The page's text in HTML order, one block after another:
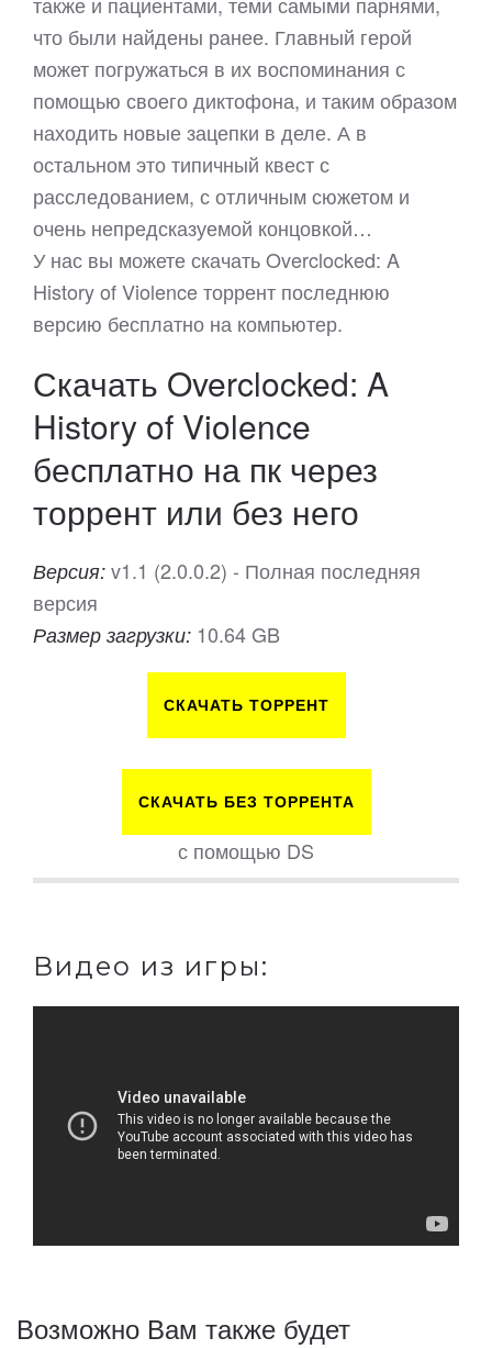
что были найдены ранее. Главный герой
может погружаться в их воспоминания с
помощью своего диктофона, и таким образом
находить новые зацепки в деле. А в
остальном это типичный квест с
расследованием, с отличным сюжетом и
очень непредсказуемой концовкой…
У нас вы можете скачать Overclocked: A
History of Violence торрент последнюю
версию бесплатно на компьютер.
Скачать Overclocked: A
History of Violence
бесплатно на пк через
торрент или без него
Версия: v1.1 (2.0.0.2) - Полная последняя
версия
Размер загрузки: 10.64 GB
СКАЧАТЬ ТОРРЕНТ
СКАЧАТЬ БЕЗ ТОРРЕНТА
с помощью DS
Видео из игры:
Возможно Вам также будет